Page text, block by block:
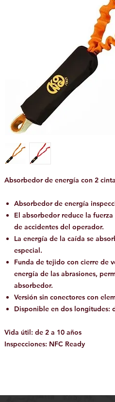
Absorbedor de energía con 2
Absorbedor de energía
El absorbedor reduce la
de accidentes del operador.
La energía de la caída se
especial.
Funda de tejido con cierre de
energía de las abrasiones,
absorbedor.
Versión sin conectores con
Disponible en dos longitudes:
Vida útil: de 2 a 10 años
Inspecciones: NFC Ready